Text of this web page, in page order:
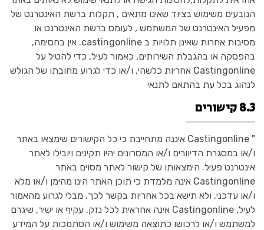
הנובעים משימוש בציוד שאינו מתאים , תקלות ברשת האינטרנט של
מפעיל האינטרנט של המשתמש , לעומס ברשת האינטרנט או
מסיבות אחרות שאינן תלויות ב castingonline. אין בחסימה,
בהפסקה או בהגבלת השירותים, כאמור לעיל, כדי להטיל על
Castingonline אחריות כלשהי, ו/או כדי לגרוע מחובתו של הגולש
לנהוג בכל עת בהתאם לתנאי
8.3 קישורים
" Castingonline איננה מתחייבת כי כל הקישורים שימצאו באתר
ו/או במסגרת הדיוורים ו/או המסרונים יהיו תקינים ויובילו לאתר
אינטרנט פעיל. הימצאותו של קישור לאתר מסוים באתר
Castingonline אינה מלמדת כי תוכן האתר הינו מהימן ו/או מלא
ו/או עדכני, ולא תישא בכל אחריות בקשר לכך. מבלי לגרוע מהאמור
לעיל, Castingonline אינה אחראית לכל נזק, עקיף או ישיר, שיגרם
למשתמש ו/או לרכושו כתוצאה משימוש ו/או הסתמכות על המידע